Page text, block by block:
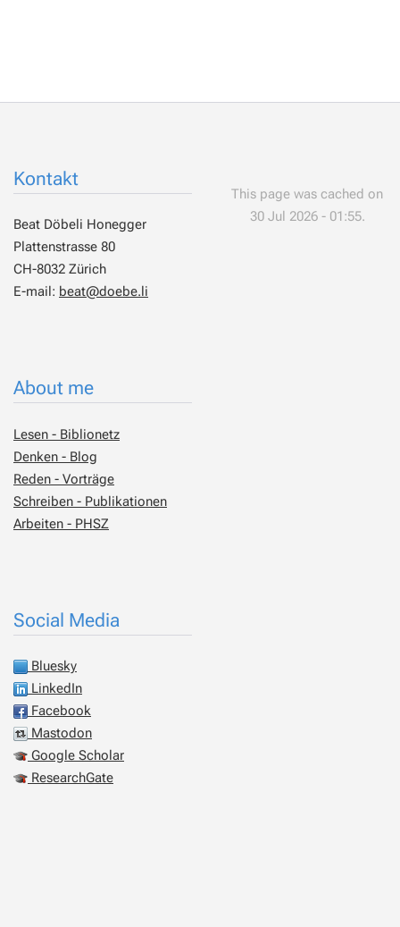
Kontakt
Beat Döbeli Honegger
Plattenstrasse 80
CH-8032 Zürich
E-mail: beat@doebe.li
About me
Lesen - Biblionetz
Denken - Blog
Reden - Vorträge
Schreiben - Publikationen
Arbeiten - PHSZ
Social Media
Bluesky
LinkedIn
Facebook
Mastodon
Google Scholar
ResearchGate
This page was cached on
30 Jul 2026 - 01:55.